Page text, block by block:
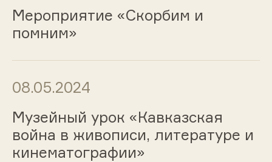
Мероприятие «Скорбим и
помним»
08.05.2024
Музейный урок «Кавказская
война в живописи, литературе и
кинематографии»